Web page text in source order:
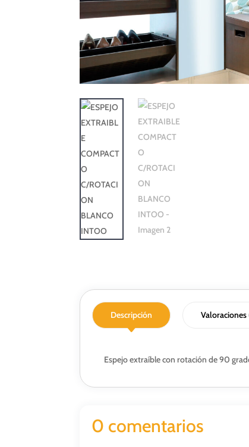
Descripción
Espejo extraíble con rotación de 90
0 comentarios